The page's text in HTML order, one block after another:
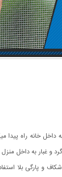
خانه راه پیدا
و غبار به داخل
و پارگی بلا